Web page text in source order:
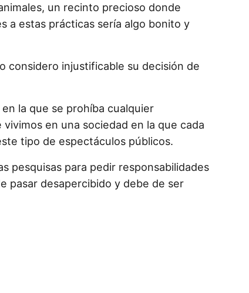
un recinto precioso donde
a estas prácticas sería algo bonito y
considero injustificable su decisión de
la que se prohíba cualquier
en una sociedad en la que cada
tipo de espectáculos públicos.
pesquisas para pedir responsabilidades
pasar desapercibido y debe de ser